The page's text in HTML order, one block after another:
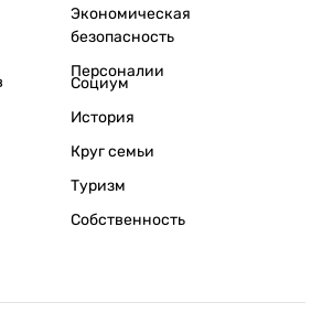
Экономическая
безопасность
Персоналии
Социум
История
Круг семьи
Туризм
Собственность